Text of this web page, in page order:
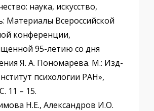
наука, искусство,
Материалы Всероссийской
конференции,
95-летию со дня
Я. А. Пономарева. М.: Изд-
психологии РАН»,
11 – 15.
Н.Е., Александров И.О.